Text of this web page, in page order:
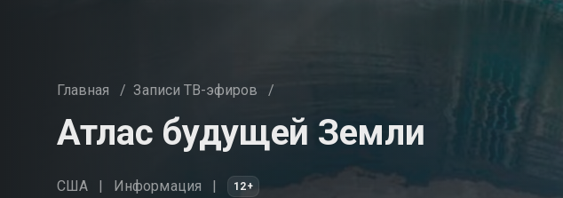
Главная / Записи ТВ-эфиров /
Атлас будущей Земли
США Информация 12+